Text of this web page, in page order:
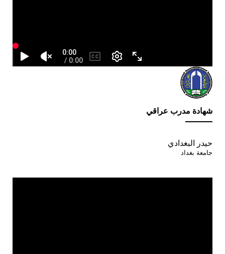
Image
Titre
شهادة مدرب عراقي
Auteur
حيدر البغدادي
Entreprise
جامعة بغداد